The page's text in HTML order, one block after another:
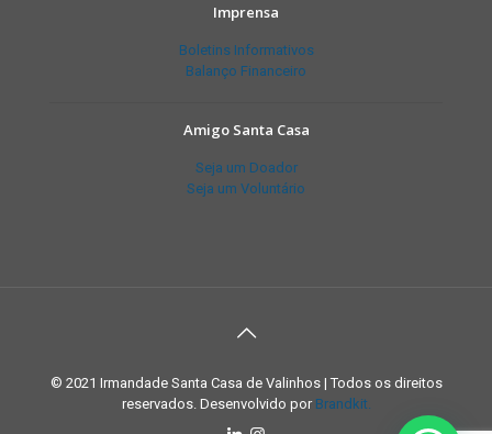
Imprensa
Boletins Informativos
Balanço Financeiro
Amigo Santa Casa
Seja um Doador
Seja um Voluntário
© 2021 Irmandade Santa Casa de Valinhos | Todos os direitos
reservados. Desenvolvido por Brandkit.